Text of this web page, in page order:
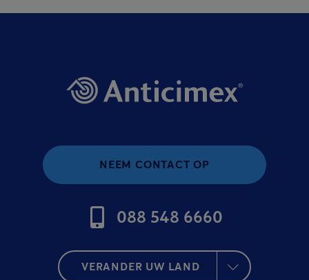
NEEM CONTACT OP
088 548 6660
VERANDER UW LAND